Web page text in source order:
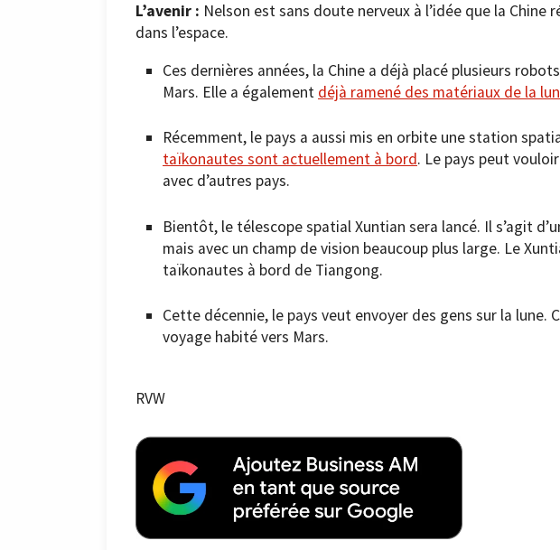
L’avenir : Nelson est sans doute nerveux à l’idée que la Chine
dans l’espace.
Ces dernières années, la Chine a déjà placé plusieurs
Mars. Elle a également déjà ramené des matériaux de la
Récemment, le pays a aussi mis en orbite une station
taïkonautes sont actuellement à bord. Le pays peut
avec d’autres pays.
Bientôt, le télescope spatial Xuntian sera lancé. Il s’agit
mais avec un champ de vision beaucoup plus large. Le
taïkonautes à bord de Tiangong.
Cette décennie, le pays veut envoyer des gens sur la lune.
voyage habité vers Mars.
RVW